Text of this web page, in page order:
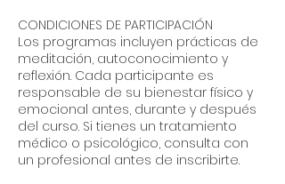
CONDICIONES DE PARTICIPACIÓN
Los programas incluyen prácticas de
meditación, autoconocimiento y
reflexión. Cada participante es
responsable de su bienestar físico y
emocional antes, durante y después
del curso. Si tienes un tratamiento
médico o psicológico, consulta con
un profesional antes de inscribirte.